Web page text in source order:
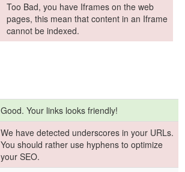
Too Bad, you have Iframes on the web
pages, this mean that content in an Iframe
cannot be indexed.
Good. Your links looks friendly!
We have detected underscores in your URLs.
You should rather use hyphens to optimize
your SEO.